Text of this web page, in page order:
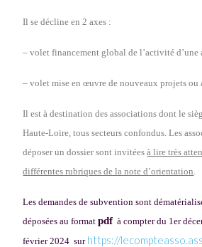
Il se décline en 2 axes :
– volet financement global de l’activité d’une
– volet mise en œuvre de nouveaux projets ou
Il est à destination des associations dont le
Haute-Loire, tous secteurs confondus. Les
déposer un dossier sont invitéesà lire très
différentes rubriques de la note d’orientation
Les demandes de subvention sont
déposées au formatpdf à compter du 1er
février 2024 sur https://